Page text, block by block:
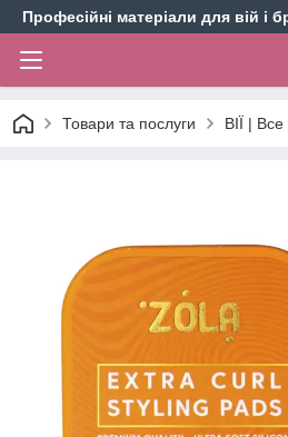
Професійні матеріали для вій і
Товари та послуги ВІЇ |